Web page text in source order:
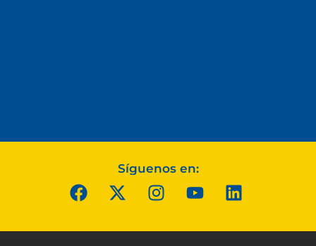
Síguenos en: